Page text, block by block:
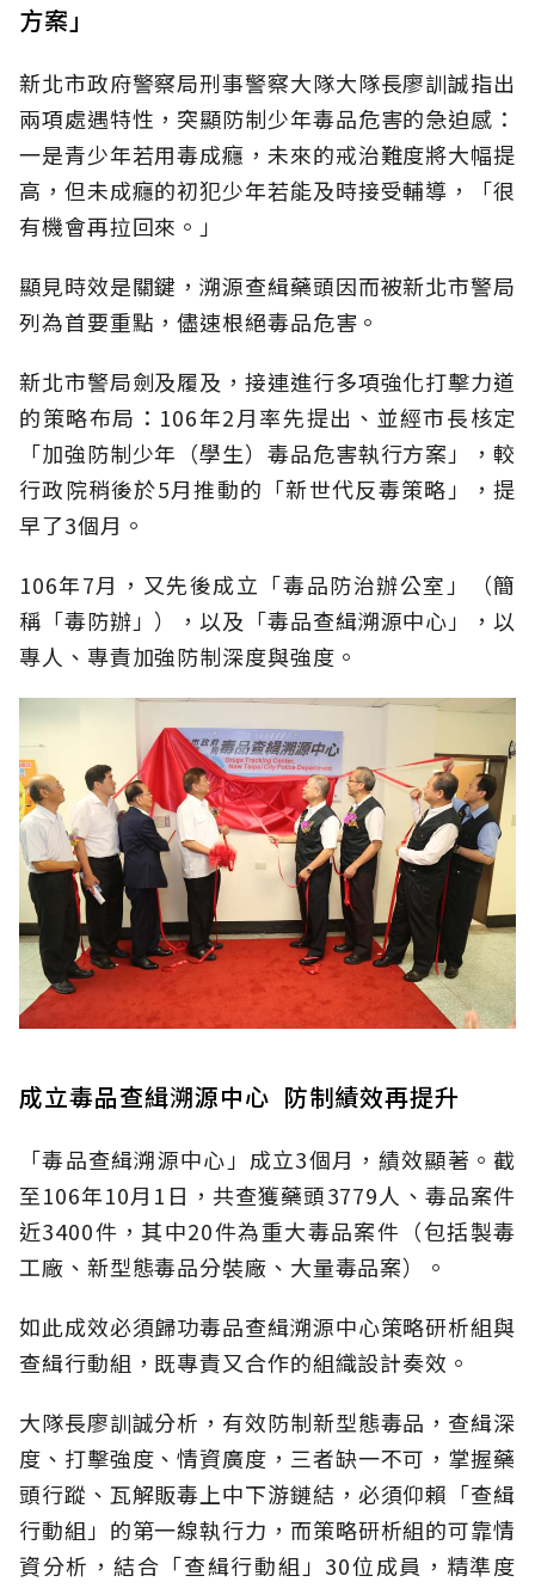
方案」
新北市政府警察局刑事警察大隊大隊長廖訓誠指出
兩項處遇特性，突顯防制少年毒品危害的急迫感：
一是青少年若用毒成癮，未來的戒治難度將大幅提
高，但未成癮的初犯少年若能及時接受輔導，「很
有機會再拉回來。」
顯見時效是關鍵，溯源查緝藥頭因而被新北市警局
列為首要重點，儘速根絕毒品危害。
新北市警局劍及履及，接連進行多項強化打擊力道
的策略布局：106年2月率先提出、並經市長核定
「加強防制少年（學生）毒品危害執行方案」，較
行政院稍後於5月推動的「新世代反毒策略」，提
早了3個月。
106年7月，又先後成立「毒品防治辦公室」（簡
稱「毒防辦」），以及「毒品查緝溯源中心」，以
專人、專責加強防制深度與強度。
成立毒品查緝溯源中心 防制績效再提升
「毒品查緝溯源中心」成立3個月，績效顯著。截
至106年10月1日，共查獲藥頭3779人、毒品案件
近3400件，其中20件為重大毒品案件（包括製毒
工廠、新型態毒品分裝廠、大量毒品案）。
如此成效必須歸功毒品查緝溯源中心策略研析組與
查緝行動組，既專責又合作的組織設計奏效。
大隊長廖訓誠分析，有效防制新型態毒品，查緝深
度、打擊強度、情資廣度，三者缺一不可，掌握藥
頭行蹤、瓦解販毒上中下游鏈結，必須仰賴「查緝
行動組」的第一線執行力，而策略研析組的可靠情
資分析，結合「查緝行動組」30位成員，精準度